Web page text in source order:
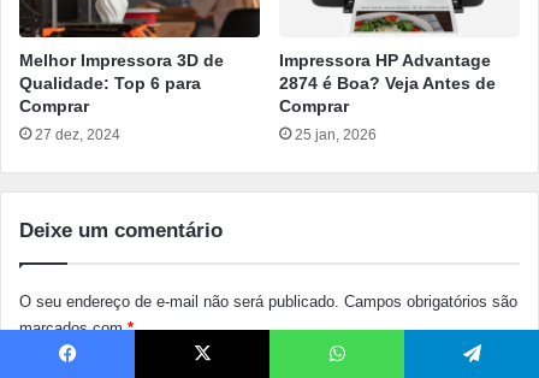
Melhor Impressora 3D de
Qualidade: Top 6 para
Comprar
27 dez, 2024
Impressora HP Advantage
2874 é Boa? Veja Antes de
Comprar
25 jan, 2026
Deixe um comentário
O seu endereço de e-mail não será publicado. Campos obrigatórios são
marcados com*